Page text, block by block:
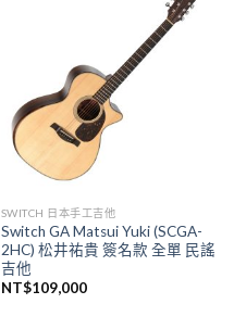
SWITCH 日本手工吉他
Switch GA Matsui Yuki (SCGA-
2HC) 松井祐貴 簽名款 全單 民謠
吉他
NT$109,000